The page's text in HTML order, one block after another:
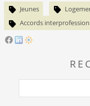
Jeunes
Accords